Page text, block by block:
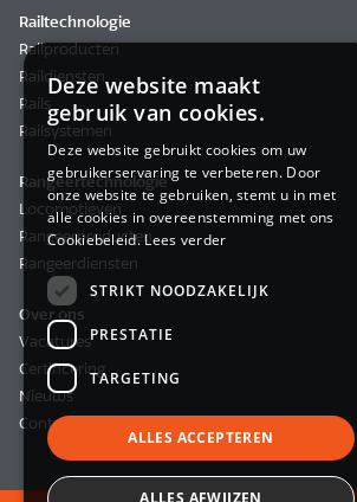
Railtechnologie
Railproducten
Raildiensten
Rails
Railsystemen
Rangeertechnologie
Locomotieven
Rangeerproducten
Rangeerdiensten
Over ons
Vacatures
Certificering
Nieuws
Contact
Deze website maakt
gebruik van cookies.
Deze website gebruikt cookies om uw
gebruikerservaring te verbeteren. Door
onze website te gebruiken, stemt u in met
alle cookies in overeenstemming met ons
Cookiebeleid.Lees verder
STRIKT NOODZAKELIJK
PRESTATIE
TARGETING
ALLES ACCEPTEREN
ALLES AFWIJZEN